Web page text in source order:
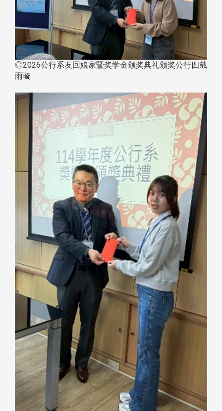
◎2026公行系友回娘家暨奖学金颁奖典礼颁奖公行四戴
雨璇